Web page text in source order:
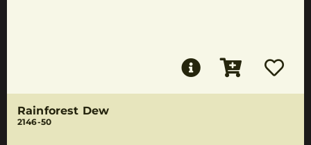
Rainforest Dew
2146-50